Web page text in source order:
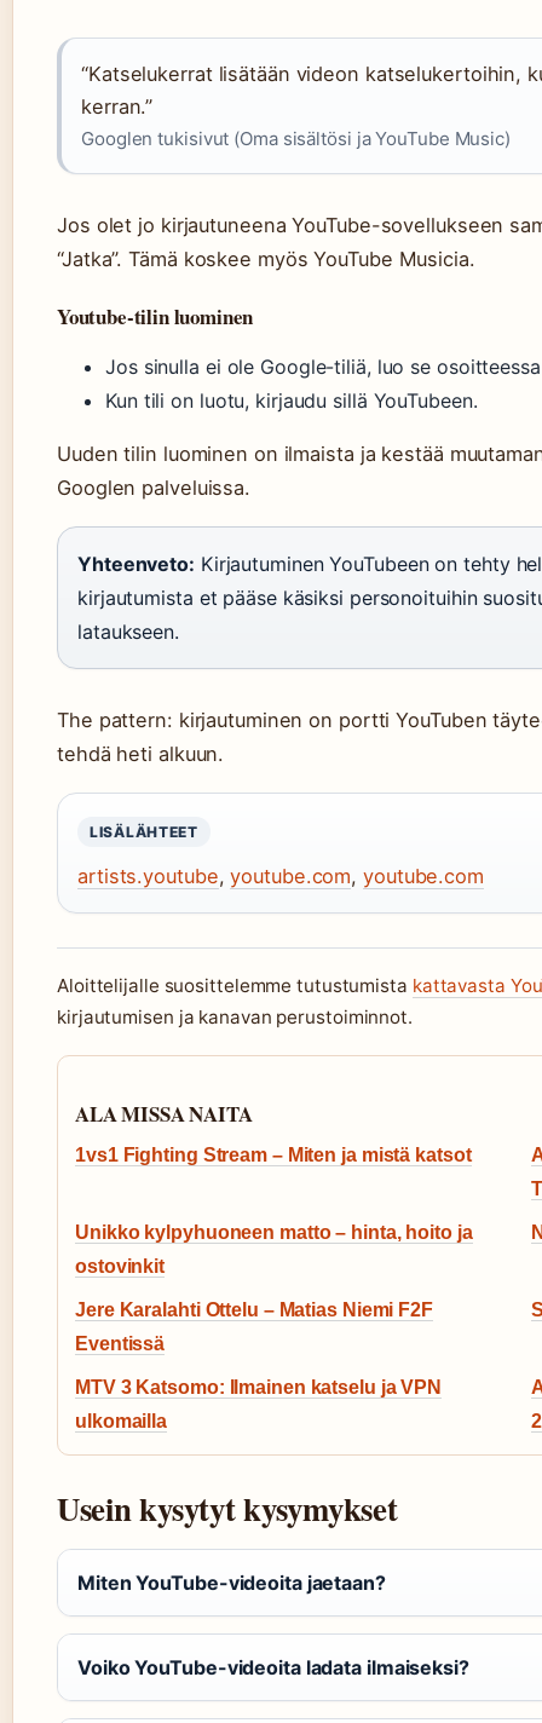
“Katselukerrat lisätään videon katselukertoihin,
kerran.”
Googlen tukisivut (Oma sisältösi ja YouTube Music)
Jos olet jo kirjautuneena YouTube-sovellukseen
“Jatka”. Tämä koskee myös YouTube Musicia.
Youtube-tilin luominen
Jos sinulla ei ole Google-tiliä, luo se
Kun tili on luotu, kirjaudu sillä YouTubeen.
Uuden tilin luominen on ilmaista ja kestää
Googlen palveluissa.
Yhteenveto: Kirjautuminen YouTubeen on tehty
kirjautumista et pääse käsiksi personoituihin
lataukseen.
The pattern: kirjautuminen on portti YouTuben
tehdä heti alkuun.
LISÄLÄHTEET
artists.youtube,youtube.com,youtube.com
Aloittelijalle suosittelemme tutustumista kattavasta
kirjautumisen ja kanavan perustoiminnot.
ALA MISSA NAITA
1vs1 Fighting Stream – Miten ja mistä katsot
Unikko kylpyhuoneen matto – hinta, hoito ja
ostovinkit
Jere Karalahti Ottelu – Matias Niemi F2F
Eventissä
MTV 3 Katsomo: Ilmainen katselu ja VPN
ulkomailla
Usein kysytyt kysymykset
Miten YouTube-videoita jaetaan?
Voiko YouTube-videoita ladata ilmaiseksi?